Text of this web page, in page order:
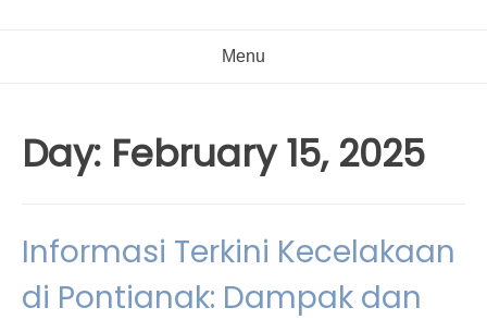
Menu
Day: February 15, 2025
Informasi Terkini Kecelakaan
di Pontianak: Dampak dan